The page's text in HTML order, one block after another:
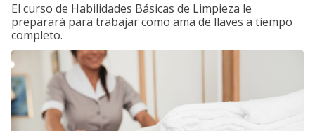
El curso de Habilidades Básicas de Limpieza le
preparará para trabajar como ama de llaves a tiempo
completo.